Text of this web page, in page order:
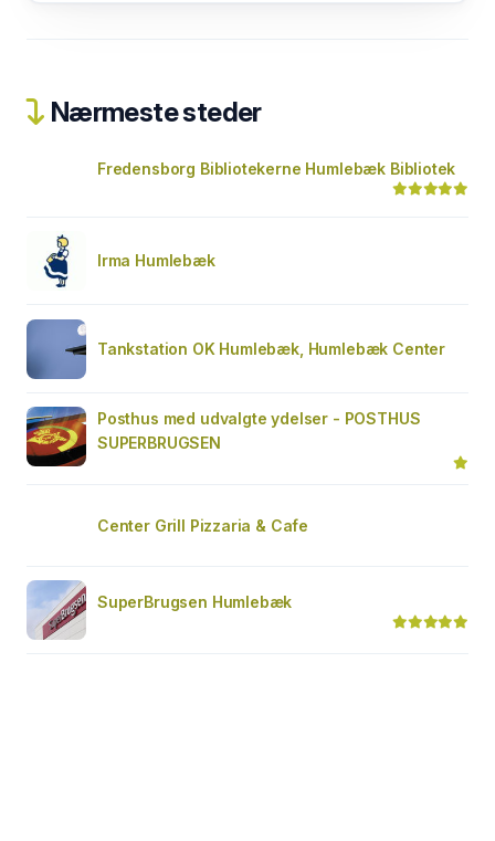
Nærmeste steder
Fredensborg Bibliotekerne Humlebæk Bibliotek
Irma Humlebæk
Tankstation OK Humlebæk, Humlebæk Center
Posthus med udvalgte ydelser - POSTHUS
SUPERBRUGSEN
Center Grill Pizzaria & Cafe
SuperBrugsen Humlebæk